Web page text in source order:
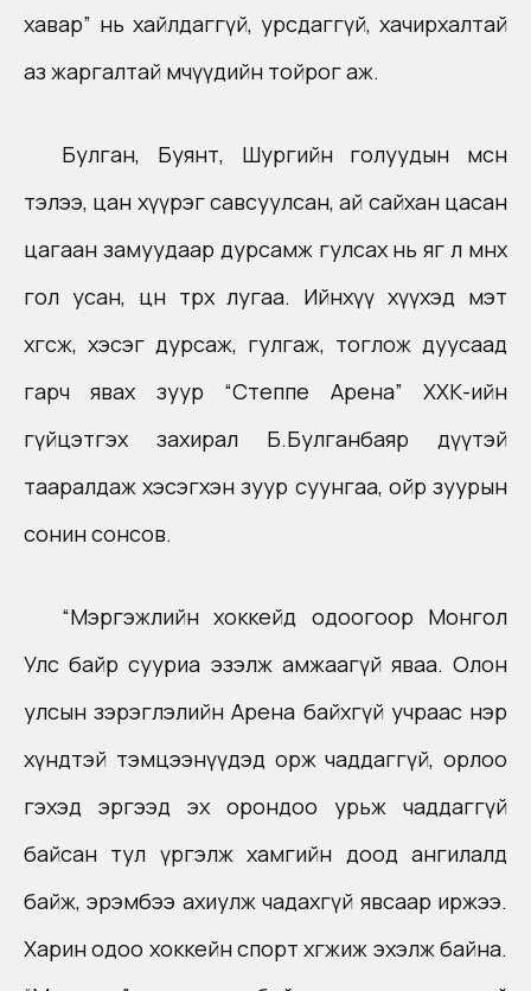
хавар” нь хайлдаггүй, урсдаггүй, хачирхалтай
аз жаргалтай мөчүүдийн тойрог аж.
Булган, Буянт, Шургийн голуудын мөсөн
тэлээ, цан хүүрэг савсуулсан, ай сайхан цасан
цагаан замуудаар дурсамж гулсах нь яг л мөнөөх
гол усан, цөн төрөх лугаа. Ийнхүү хүүхэд мэт
хөгсөж, хэсэг дурсаж, гулгаж, тоглож дуусаад
гарч явах зуур “Степпе Арена” ХХК-ийн
гүйцэтгэх захирал Б.Булганбаяр дүүтэй
тааралдаж хэсэгхэн зуур суунгаа, ойр зуурын
сонин сонсов.
“Мэргэжлийн хоккейд одоогоор Монгол
Улс байр сууриа эзэлж амжаагүй яваа. Олон
улсын зэрэглэлийн Арена байхгүй учраас нэр
хүндтэй тэмцээнүүдэд орж чаддаггүй, орлоо
гэхэд эргээд эх орондоо урьж чаддаггүй
байсан тул үргэлж хамгийн доод ангилалд
байж, эрэмбээ ахиулж чадахгүй явсаар иржээ.
Харин одоо хоккейн спорт хөгжиж эхэлж байна.